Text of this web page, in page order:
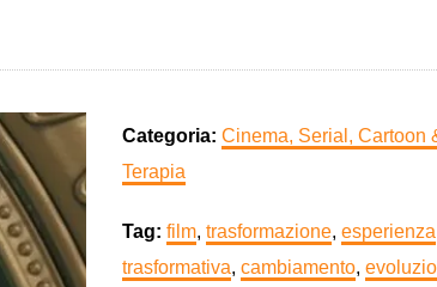
Categoria: Cinema, Serial, Cartoon
Terapia
Tag: film, trasformazione, esperienza
trasformativa, cambiamento,